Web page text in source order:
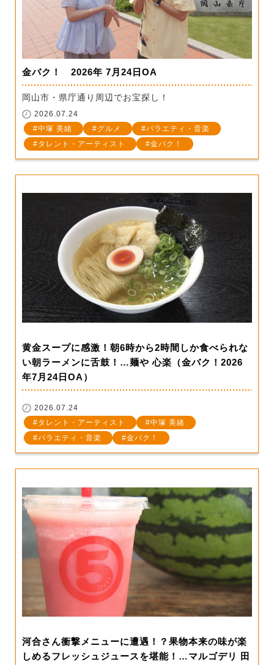
金バク！ 2026年 7月24日OA
岡山市・県庁通り周辺でお宝探し！
2026.07.24
中塚 美緒
グルメ
バラエティ・音楽
タレント・アーティスト
金バク！
黄金スープに感激！朝6時から2時間しか食べられな
い朝ラーメンに舌鼓！…麺や 心楽（金バク！2026
年7月24日OA）
2026.07.24
タレント・アーティスト
中塚 美緒
バラエティ・音楽
金バク！
河合さん衝撃メニューに遭遇！？果物本来の味が楽
しめるフレッシュジュースを堪能！…マルゴデリ 田